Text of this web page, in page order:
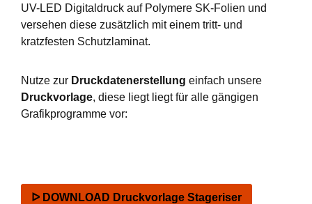
UV-LED Digitaldruck auf Polymere SK-Folien und
versehen diese zusätzlich mit einem tritt- und
kratzfesten Schutzlaminat.
Nutze zur Druckdatenerstellung einfach unsere
Druckvorlage, diese liegt liegt für alle gängigen
Grafikprogramme vor:
ᐅ DOWNLOAD Druckvorlage Stageriser